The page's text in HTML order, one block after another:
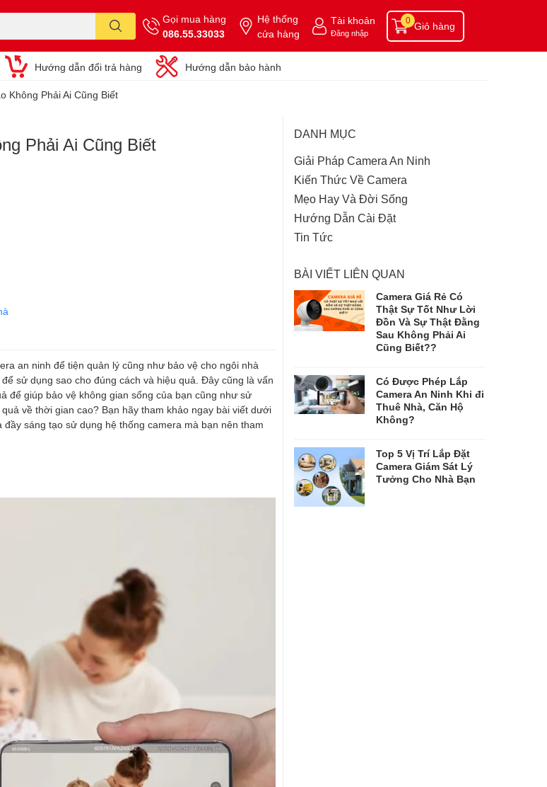
Gọi mua hàng
086.55.33033
Hệ thống
cửa hàng
Tài khoản
Đăng nhập
Giỏ hàng
0
Hướng dẫn đổi trả hàng Hướng dẫn bảo hành
Không Phải Ai Cũng Biết
Phải Ai Cũng Biết
an ninh để tiện quản lý cũng như bảo vệ cho ngôi nhà
sử dụng sao cho đúng cách và hiệu quả. Đây cũng là vấn
để giúp bảo vệ không gian sống của bạn cũng như sử
về thời gian cao? Bạn hãy tham khảo ngay bài viết dưới
sáng tạo sử dụng hệ thống camera mà bạn nên tham
DANH MỤC
Giải Pháp Camera An Ninh
Kiến Thức Về Camera
Mẹo Hay Và Đời Sống
Hướng Dẫn Cài Đặt
Tin Tức
BÀI VIẾT LIÊN QUAN
Camera Giá Rẻ Có
Thật Sự Tốt Như Lời
Đồn Và Sự Thật Đằng
Sau Không Phải Ai
Cũng Biết??
Có Được Phép Lắp
Camera An Ninh Khi đi
Thuê Nhà, Căn Hộ
Không?
Top 5 Vị Trí Lắp Đặt
Camera Giám Sát Lý
Tưởng Cho Nhà Bạn